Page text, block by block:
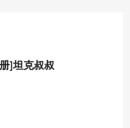
]坦克叔叔